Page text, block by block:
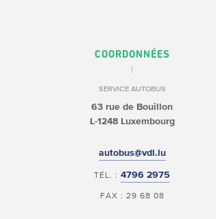
COORDONNÉES
SERVICE AUTOBUS
63 rue de Bouillon
L-1248 Luxembourg
autobus@vdl.lu
TÉL. :4796 2975
FAX : 29 68 08